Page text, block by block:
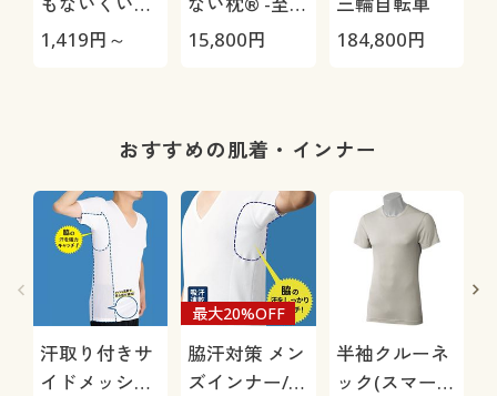
みにくいショ
1,419円～
極-
15,800円
184,800円
おすすめの肌着・インナー
汗取り付きサ
イドメッシュ
脇汗対策 メン
ズインナー/4
最大20%OFF
半袖クルーネ
ック(スマート